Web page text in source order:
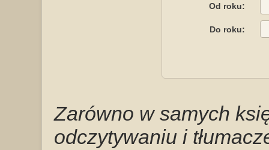
Od roku:
Do roku:
Zarówno w samych
odczytywaniu i